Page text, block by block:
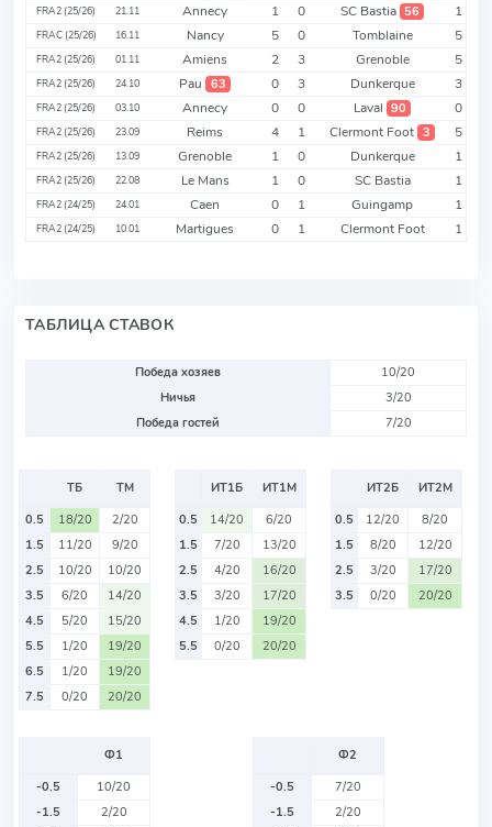
FRA2 (25/26) 21.11 Annecy 1 0 SC Bastia 56 1
FRAC (25/26) 16.11 Nancy 5 0 Tomblaine 5
FRA2 (25/26) 01.11 Amiens 2 3 Grenoble 5
FRA2 (25/26) 24.10 Pau 63 0 3 Dunkerque 3
FRA2 (25/26) 03.10 Annecy 0 0 Laval 90 0
FRA2 (25/26) 23.09 Reims 4 1 Clermont Foot 3 5
FRA2 (25/26) 13.09 Grenoble 1 0 Dunkerque 1
FRA2 (25/26) 22.08 Le Mans 1 0 SC Bastia 1
FRA2 (24/25) 24.01 Caen 0 1 Guingamp 1
FRA2 (24/25) 10.01 Martigues 0 1 Clermont Foot 1
ТАБЛИЦА СТАВОК
Победа хозяев
10/20
Ничья
3/20
Победа гостей
7/20
ТБ
ТМ
0.5
18/20
2/20
1.5
11/20
9/20
2.5
10/20
10/20
3.5
6/20
14/20
4.5
5/20
15/20
5.5
1/20
19/20
6.5
1/20
19/20
7.5
0/20 20/20
ИТ1Б
ИТ1М
0.5
14/20
6/20
1.5
7/20
13/20
2.5
4/20
16/20
3.5
3/20
17/20
4.5
1/20
19/20
5.5
0/20 20/20
ИТ2Б
ИТ2М
0.5
12/20
8/20
1.5
8/20
12/20
2.5
3/20
17/20
3.5
0/20 20/20
Ф1
-0.5
10/20
-1.5
2/20
Ф2
-0.5
7/20
-1.5
2/20